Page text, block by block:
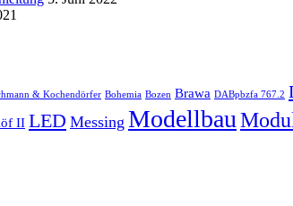
& Kochendörfer Bohemia Bozen Brawa DABpbzfa 767.2
II LED Messing Modellbau